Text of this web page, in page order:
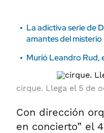
La adictiva serie de
amantes del misterio
Murió Leandro Rud,
cirque. Llega el 5 de
Con dirección
en concierto” el